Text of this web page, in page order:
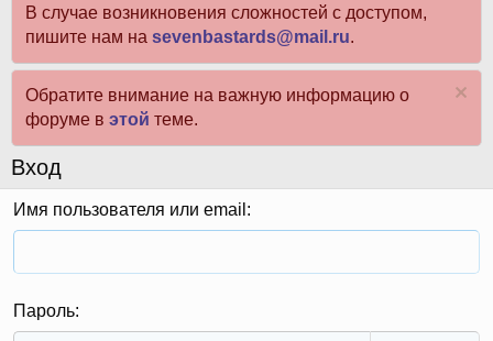
В случае возникновения сложностей с доступом,
пишите нам на sevenbastards@mail.ru.
Обратите внимание на важную информацию о
форуме в этой теме.
Вход
Имя пользователя или email
Пароль